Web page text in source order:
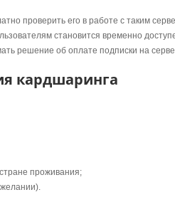
проверить его в работе с таким
становится временно
решение об оплате подписки на
кардшаринга
проживания;